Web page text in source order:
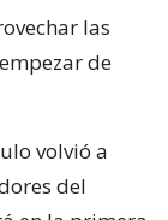
las
de
volvió a
del